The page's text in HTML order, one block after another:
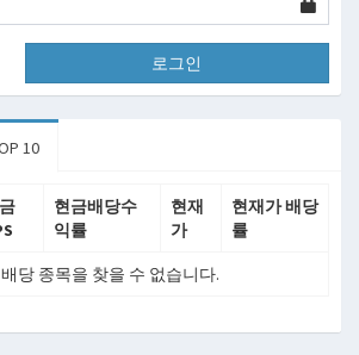
로그인
10
현금배당수
익률
현재
가
현재가 배당
률
당 종목을 찾을 수 없습니다.